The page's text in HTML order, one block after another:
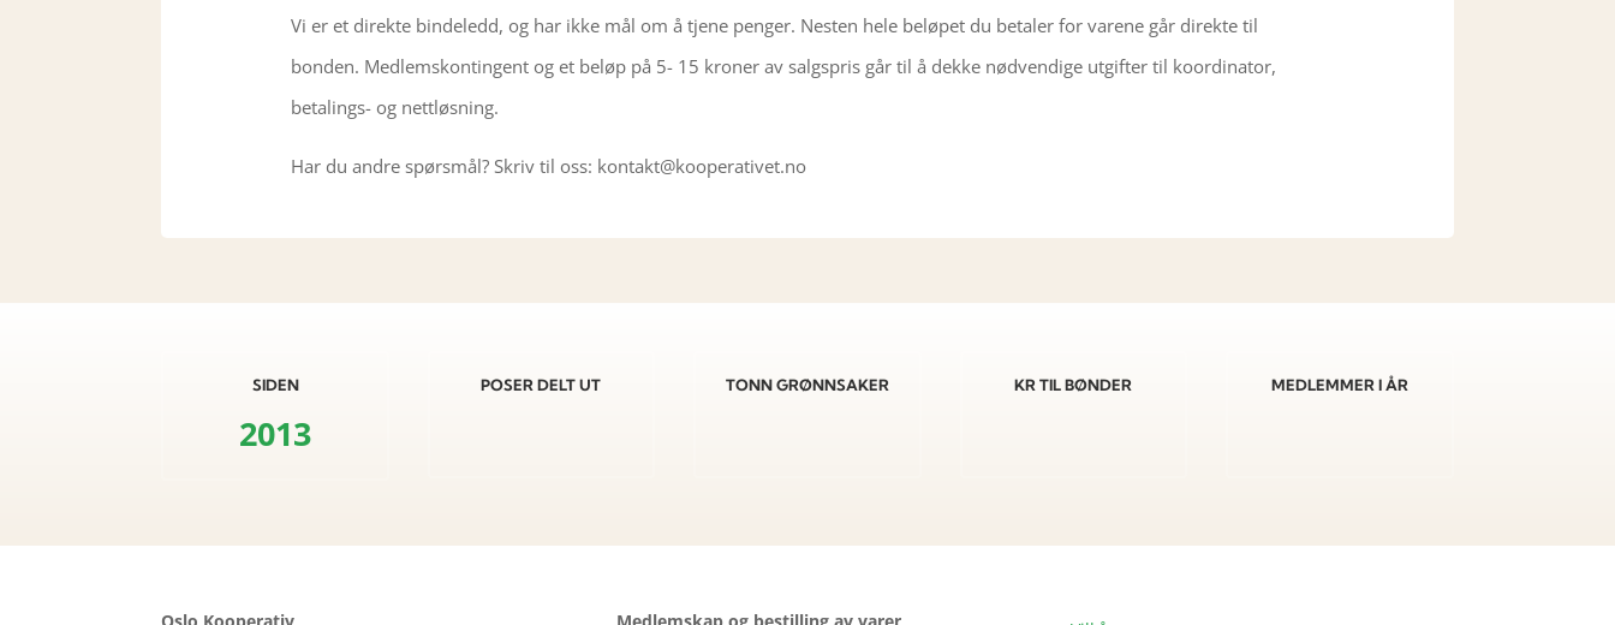
Vi er et direkte bindeledd, og har ikke mål om å tjene penger. Nesten hele beløpet du betaler for varene går direkte til
bonden. Medlemskontingent og et beløp på 5- 15 kroner av salgspris går til å dekke nødvendige utgifter til koordinator,
betalings- og nettløsning.
Har du andre spørsmål? Skriv til oss: kontakt@kooperativet.no
SIDEN
2013
POSER DELT UT TONN GRØNNSAKER KR TIL BØNDER MEDLEMMER I ÅR